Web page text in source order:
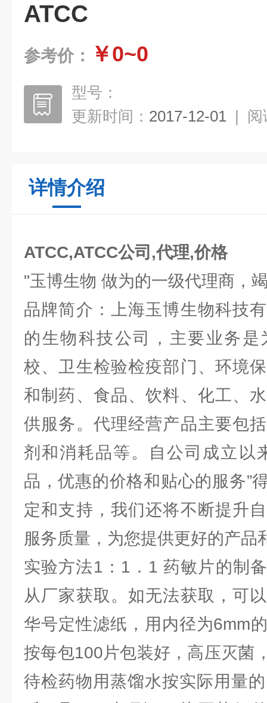
ATCC
参考价： ￥0~0
型号：
更新时间： 2017-12-01 | 阅
详情介绍
ATCC,ATCC公司,代理,价格
"玉博生物 做为的一级代理商，
品牌简介：上海玉博生物科技
的生物科技公司，主要业务
校、卫生检验检疫部门、环境
和制药、食品、饮料、化工、
供服务。代理经营产品主要包
剂和消耗品等。自公司成立以
品，优惠的价格和贴心的服务”
定和支持，我们还将不断提升
服务质量，为您提供更好的产品
实验方法1：1．1 药敏片的制
从厂家获取。如无法获取，可
华号定性滤纸，用内径为6mm
按每包100片包装好，高压灭菌
待检药物用蒸馏水按实际用量